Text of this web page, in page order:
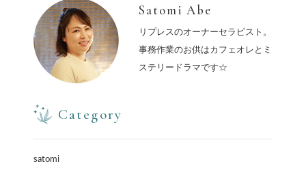
Satomi Abe
リプレスのオーナーセラピスト。
事務作業のお供はカフェオレとミ
ステリードラマです☆
Category
satomi